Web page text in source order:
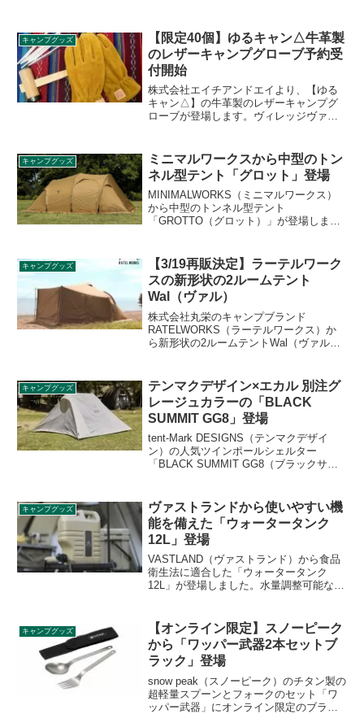
キャンプグッズ
【限定40個】ゆるキャン△牛革製
のレザーキャンプグローブ予約受
付開始
株式会社エイチアンドエイより、【ゆる
キャン△】の牛革製のレザーキャンプグ
ローブが登場します。ヴィレッジヴァン
ューします。
キャンプグッズ
ミニマルワークスから中型のトン
ネル型テント「グロット」登場
MINIMALWORKS（ミニマルワークス）
から中型のトンネル型テント
「GROTTO（グロット）」が登場しまし
りも大きくアルベルゲよりも小さいサイ
ズのトンネル型テントです。詳細をレビ
ューします。
キャンプグッズ
【3/19再販決定】ラーテルワーク
スの新形状の2ルームテント
Wal（ヴァル）
株式会社丸栄のキャンプブランド
RATELWORKS（ラーテルワークス）か
ら新形状の2ルームテントWal（ヴァル）
が待ち望まれていましたが、2021年3月19
日に再販されることがアナウンスされま
した。詳細をレビューします。
キャンプグッズ
テンマクデザイン×エカル 別注グ
レージュカラーの「BLACK
SUMMIT GG8」登場
tent-Mark DESIGNS（テンマクデザイ
ン）の人気ツインポールシェルター
「BLACK SUMMIT GG8（ブラックサミ
ル）の別注でグレージュカラーで登場し
ました。詳細をレビューします。
キャンプグッズ
ヴァストランドから使いやすい機
能を備えた「ウォータータンク
12L」登場
VASTLAND（ヴァストランド）から食品
衛生法に適合した「ウォータータンク
12L」が登場しました。水量調整可能なコ
いウォータータンクです。詳細をレビュ
ーします。
キャンプグッズ
【オンライン限定】スノーピーク
から「ワッパー武器2本セットブ
ラック」登場
snow peak（スノーピーク）のチタン製の
超軽量スプーンとフォークのセット「ワ
ッパー武器」にオンライン限定のブラッ